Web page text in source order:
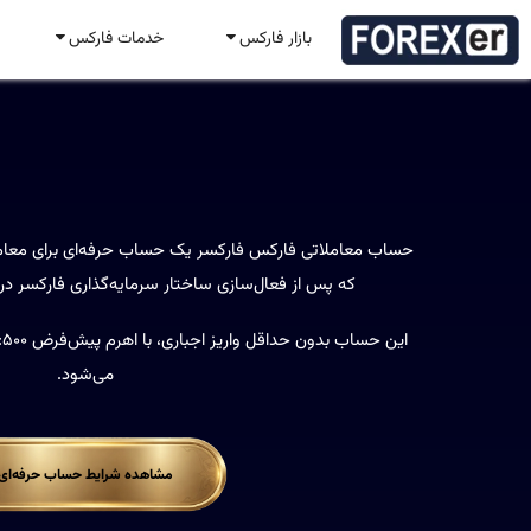
بازار فارکس خدمات فارکس
حساب معاملاتی فارکس فارکسر یک حساب حرفه‌ای برای
که پس از فعال‌سازی ساختار سرمایه‌گذاری فارکسر
می‌شود.
مشاهده شرایط حساب